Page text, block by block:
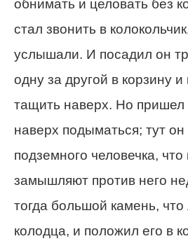
обнимать и целовать без
стал звонить в
услышали. И посадил он
одну за другой в корзину и
тащить наверх. Но пришел
наверх подыматься; тут
подземного человечка, что
замышляют против него
тогда большой камень,
колодца, и положил его в